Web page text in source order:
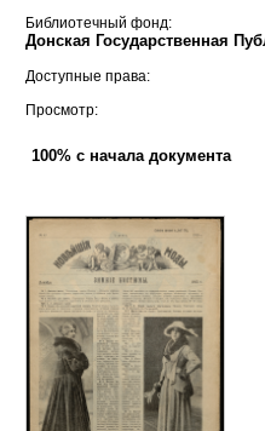
Библиотечный фонд:
Донская Государственная
Доступные права:
Просмотр:
100% с начала документа